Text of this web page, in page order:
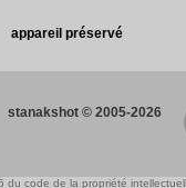
appareil préservé
stanakshot © 2005-2026
code de la propriété